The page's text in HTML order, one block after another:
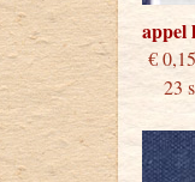
appel
23